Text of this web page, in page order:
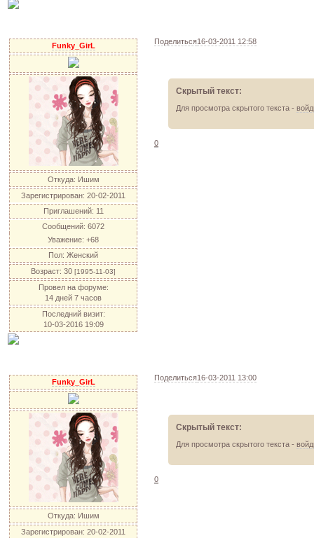
Поделиться16-03-2011 12:58
Funky_GirL
Откуда: Ишим
Зарегистрирован: 20-02-2011
Приглашений: 11
Сообщений: 6072
Уважение: +68
Пол: Женский
Возраст: 30 [1995-11-03]
Провел на форуме:
14 дней 7 часов
Последний визит:
10-03-2016 19:09
Скрытый текст:
Для просмотра скрытого текста -
0
Поделиться16-03-2011 13:00
Funky_GirL
Откуда: Ишим
Зарегистрирован: 20-02-2011
Скрытый текст:
Для просмотра скрытого текста -
0